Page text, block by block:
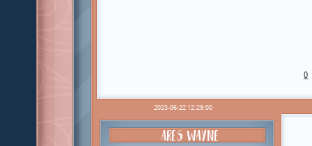
0
2023-06-22 12:29:00
ARES WAYNE